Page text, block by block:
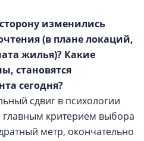
изменились
(в плане локаций,
жилья)? Какие
становятся
сегодня?
сдвиг в психологии
главным критерием выбора
метр, окончательно